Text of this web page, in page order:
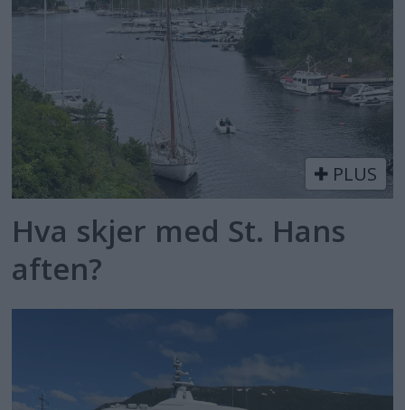
PLUS
Hva skjer med St. Hans
aften?